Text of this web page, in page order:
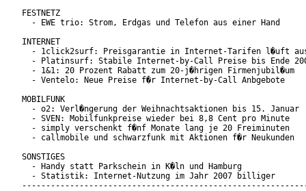
FESTNETZ
  - EWE trio: Strom, Erdgas und Telefon aus einer Hand
INTERNET
- 1click2surf: Preisgarantie in Internet-Tarifen l�uft
- Platinsurf: Stabile Internet-by-Call Preise bis Ende
  - 1&1: 20 Prozent Rabatt zum 20-j�hrigen Firmenjubil�um
  - Ventelo: Neue Preise f�r Internet-by-Call Anbgebote
MOBILFUNK
  - o2: Verl�ngerung der Weihnachtsaktionen bis 15. Januar
  - SVEN: Mobilfunkpreise wieder bei 8,8 Cent pro Minute
  - simply verschenkt f�nf Monate lang je 20 Freiminuten
  - callmobile und schwarzfunk mit Aktionen f�r Neukunden
SONSTIGES
  - Handy statt Parkschein in K�ln und Hamburg
  - Statistik: Internet-Nutzung im Jahr 2007 billiger